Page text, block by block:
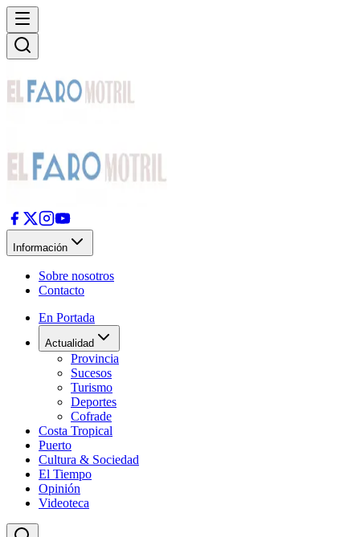
Información
Sobre nosotros
Contacto
En Portada
Actualidad
Provincia
Sucesos
Turismo
Deportes
Cofrade
Costa Tropical
Puerto
Cultura & Sociedad
El Tiempo
Opinión
Videoteca